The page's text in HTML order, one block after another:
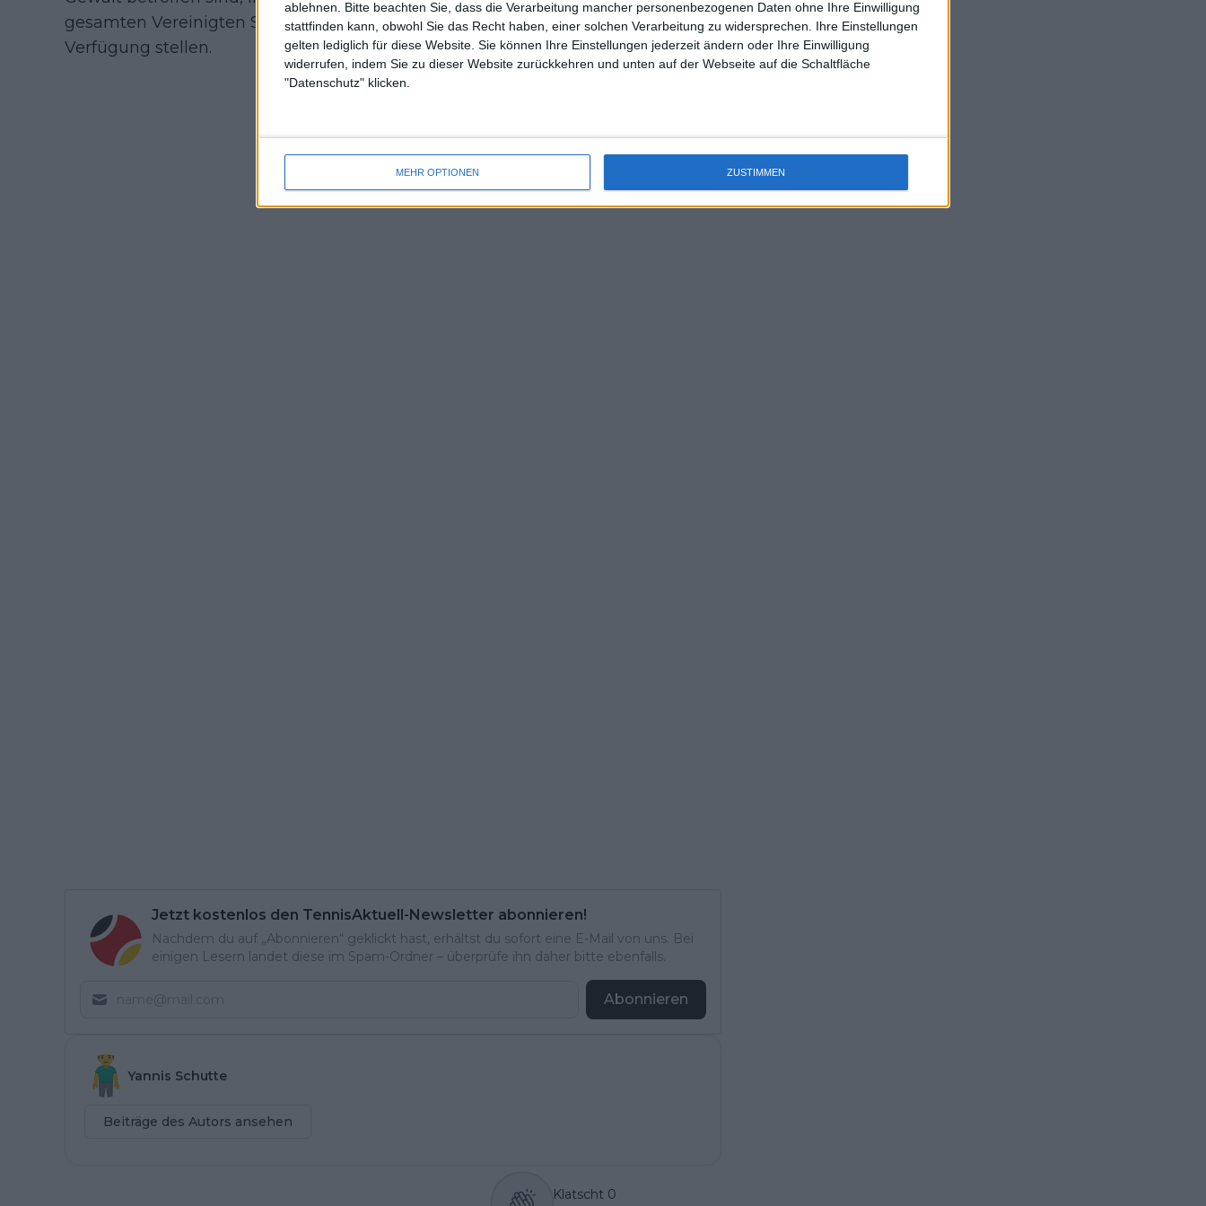
ablehnen. Bitte beachten Sie, dass die Verarbeitung mancher personenbezogenen Daten ohne Ihre Einwilligung
stattfinden kann, obwohl Sie das Recht haben, einer solchen Verarbeitung zu widersprechen. Ihre Einstellungen
gelten lediglich für diese Website. Sie können Ihre Einstellungen jederzeit ändern oder Ihre Einwilligung
widerrufen, indem Sie zu dieser Website zurückkehren und unten auf der Webseite auf die Schaltfläche
"Datenschutz" klicken.
MEHR OPTIONEN ZUSTIMMEN
gesamten Vereinigten Staaten finanzielle Mittel und wichtige Ressourcen zur
Verfügung stellen.
Jetzt kostenlos den TennisAktuell-Newsletter abonnieren!
Nachdem du auf „Abonnieren“ geklickt hast, erhältst du sofort eine E-Mail von uns. Bei
einigen Lesern landet diese im Spam-Ordner – überprüfe ihn daher bitte ebenfalls.
Abonnieren
Yannis Schutte
Beiträge des Autors ansehen
Klatscht 0
uss J-L-Struff wahrscheinlich morge 3 Spiele absolvieren (2.
mal Einzel 1x Doppel) dank der hervorragenden Unterstützung
des Kommentators für F-A-A